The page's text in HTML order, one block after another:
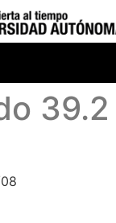
39.2